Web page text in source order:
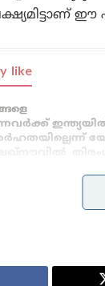
like
തിരംഗ
ലഷ്കർ